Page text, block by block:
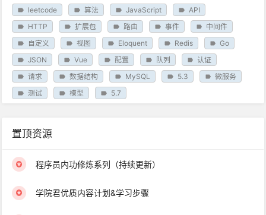
leetcode
算法 JavaScript
API
HTTP
扩展包 路由 事件
中间件
自定义
视图 Eloquent Redis
Go
JSON
Vue 配置 队列
认证
请求
数据结构 MySQL 5.3
微服务
测试
模型 5.7
置顶资源
程序员内功修炼系列（持续更新）
学院君优质内容计划&学习步骤